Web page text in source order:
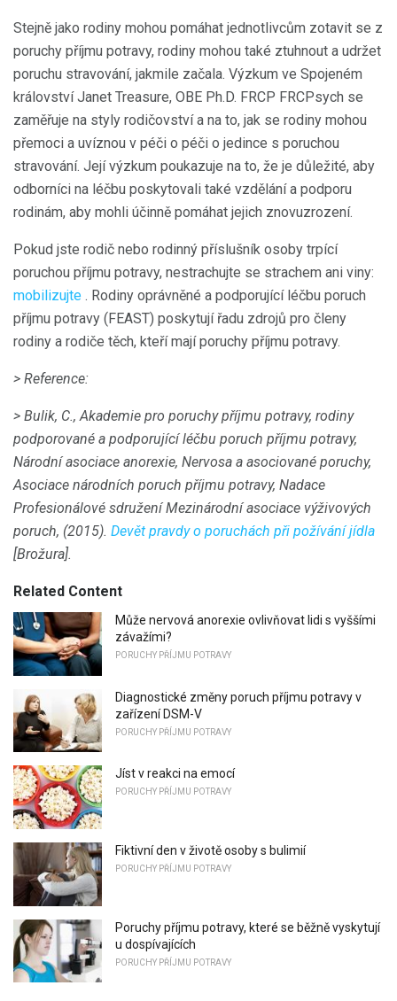
Stejně jako rodiny mohou pomáhat jednotlivcům zotavit se z
poruchy příjmu potravy, rodiny mohou také ztuhnout a udržet
poruchu stravování, jakmile začala. Výzkum ve Spojeném
království Janet Treasure, OBE Ph.D. FRCP FRCPsych se
zaměřuje na styly rodičovství a na to, jak se rodiny mohou
přemoci a uvíznou v péči o péči o jedince s poruchou
stravování. Její výzkum poukazuje na to, že je důležité, aby
odborníci na léčbu poskytovali také vzdělání a podporu
rodinám, aby mohli účinně pomáhat jejich znovuzrození.
Pokud jste rodič nebo rodinný příslušník osoby trpící
poruchou příjmu potravy, nestrachujte se strachem ani viny:
mobilizujte . Rodiny oprávněné a podporující léčbu poruch
příjmu potravy (FEAST) poskytují řadu zdrojů pro členy
rodiny a rodiče těch, kteří mají poruchy příjmu potravy.
> Reference:
> Bulik, C., Akademie pro poruchy příjmu potravy, rodiny
podporované a podporující léčbu poruch příjmu potravy,
Národní asociace anorexie, Nervosa a asociované poruchy,
Asociace národních poruch příjmu potravy, Nadace
Profesionálové sdružení Mezinárodní asociace výživových
poruch, (2015). Devět pravdy o poruchách při požívání jídla
[Brožura].
Related Content
Může nervová anorexie ovlivňovat lidi s vyššími
závažími?
PORUCHY PŘÍJMU POTRAVY
Diagnostické změny poruch příjmu potravy v
zařízení DSM-V
PORUCHY PŘÍJMU POTRAVY
Jíst v reakci na emocí
PORUCHY PŘÍJMU POTRAVY
Fiktivní den v životě osoby s bulimií
PORUCHY PŘÍJMU POTRAVY
Poruchy příjmu potravy, které se běžně vyskytují
u dospívajících
PORUCHY PŘÍJMU POTRAVY